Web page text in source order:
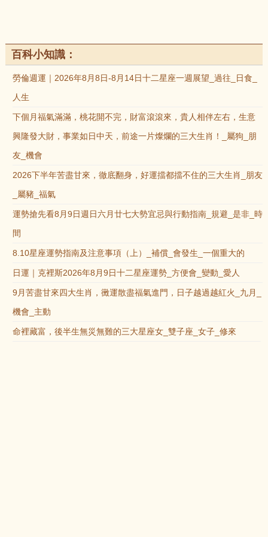
百科小知識：
勞倫週運｜2026年8月8日-8月14日十二星座一週展望_過往_日食_
人生
下個月福氣滿滿，桃花開不完，財富滾滾來，貴人相伴左右，生意
興隆發大財，事業如日中天，前途一片燦爛的三大生肖！_屬狗_朋
友_機會
2026下半年苦盡甘來，徹底翻身，好運擋都擋不住的三大生肖_朋友
_屬豬_福氣
運勢搶先看8月9日週日六月廿七大勢宜忌與行動指南_規避_是非_時
間
8.10星座運勢指南及注意事項（上）_補償_會發生_一個重大的
日運｜克裡斯2026年8月9日十二星座運勢_方便會_變動_愛人
9月苦盡甘來四大生肖，黴運散盡福氣進門，日子越過越紅火_九月_
機會_主動
命裡藏富，後半生無災無難的三大星座女_雙子座_女子_修來